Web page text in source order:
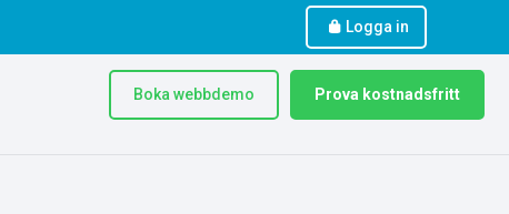
Logga in
Boka webbdemo Prova kostnadsfritt